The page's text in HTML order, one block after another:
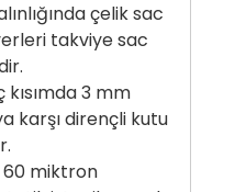
çelik sac
takviye sac
3 mm
karşı dirençli kutu
60 miktron